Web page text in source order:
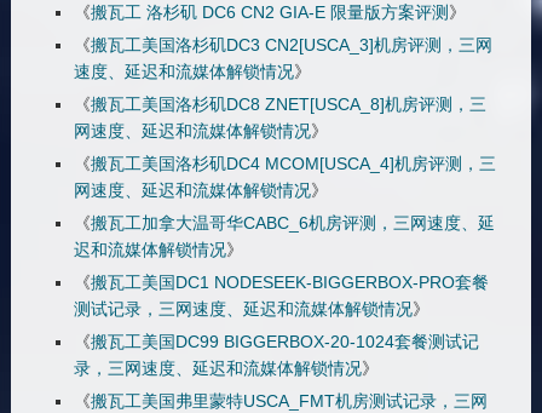
《搬瓦工 洛杉矶 DC6 CN2 GIA-E 限量版方案评测 》
《搬瓦工美国洛杉矶DC3 CN2[USCA_3]机房评测，三网
速度、延迟和流媒体解锁情况》
《搬瓦工美国洛杉矶DC8 ZNET[USCA_8]机房评测，三
网速度、延迟和流媒体解锁情况》
《搬瓦工美国洛杉矶DC4 MCOM[USCA_4]机房评测，三
网速度、延迟和流媒体解锁情况》
《搬瓦工加拿大温哥华CABC_6机房评测，三网速度、延
迟和流媒体解锁情况》
《搬瓦工美国DC1 NODESEEK-BIGGERBOX-PRO套餐
测试记录，三网速度、延迟和流媒体解锁情况》
《搬瓦工美国DC99 BIGGERBOX-20-1024套餐测试记
录，三网速度、延迟和流媒体解锁情况》
《搬瓦工美国弗里蒙特USCA_FMT机房测试记录，三网